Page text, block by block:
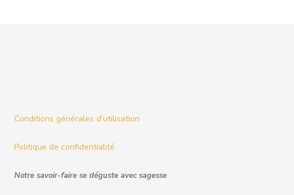
Conditions générales d'utilisation
Politique de confidentialité
Notre savoir-faire se déguste avec sagesse